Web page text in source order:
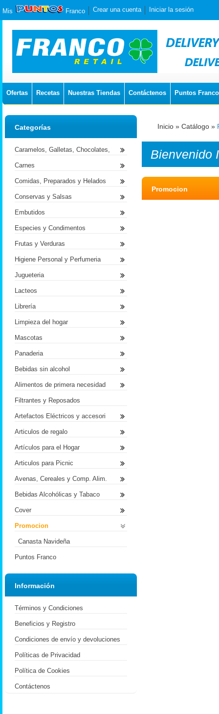
Mis Franco Crear una cuenta Iniciar la sesión
Ofertas Recetas Nuestras Tiendas Contáctenos Puntos Franco
Inicio » Catálogo »
Bienvenido
Promocion
Categorías
Caramelos, Galletas, Chocolates,
Carnes
Comidas, Preparados y Helados
Conservas y Salsas
Embutidos
Especies y Condimentos
Frutas y Verduras
Higiene Personal y Perfumeria
Jugueteria
Lacteos
Librería
Limpieza del hogar
Mascotas
Panaderia
Bebidas sin alcohol
Alimentos de primera necesidad
Filtrantes y Reposados
Artefactos Eléctricos y accesori
Articulos de regalo
Artículos para el Hogar
Articulos para Picnic
Avenas, Cereales y Comp. Alim.
Bebidas Alcohólicas y Tabaco
Cover
Promocion
Canasta Navideña
Puntos Franco
Información
Términos y Condiciones
Beneficios y Registro
Condiciones de envío y devoluciones
Políticas de Privacidad
Política de Cookies
Contáctenos